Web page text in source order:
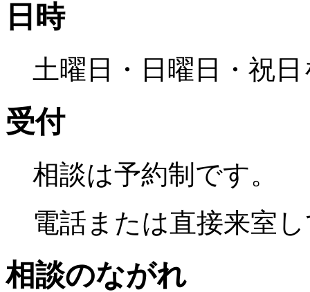
日時
土曜日・日曜日・祝日
受付
相談は予約制です。
電話または直接来室
相談のながれ